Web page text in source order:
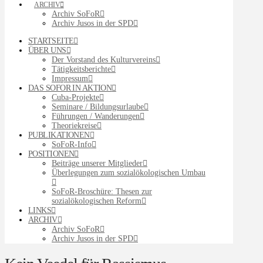
ARCHIV
Archiv SoFoR
Archiv Jusos in der SPD
STARTSEITE
ÜBER UNS
Der Vorstand des Kulturvereins
Tätigkeitsberichte
Impressum
DAS SOFOR IN AKTION
Cuba-Projekte
Seminare / Bildungsurlaube
Führungen / Wanderungen
Theoriekreise
PUBLIKATIONEN
SoFoR-Info
POSITIONEN
Beiträge unserer Mitglieder
Überlegungen zum sozialökologischen Umbau
SoFoR-Broschüre: Thesen zur
sozialökologischen Reform
LINKS
ARCHIV
Archiv SoFoR
Archiv Jusos in der SPD